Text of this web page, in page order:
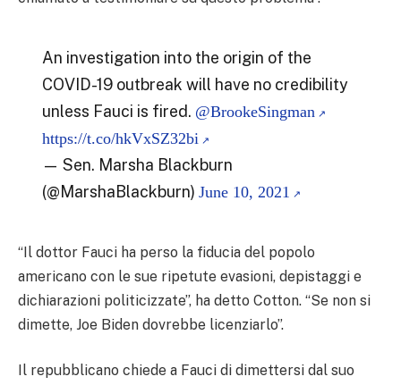
An investigation into the origin of the
COVID-19 outbreak will have no credibility
unless Fauci is fired. @BrookeSingman
https://t.co/hkVxSZ32bi
— Sen. Marsha Blackburn
(@MarshaBlackburn) June 10, 2021
“Il dottor Fauci ha perso la fiducia del popolo
americano con le sue ripetute evasioni, depistaggi e
dichiarazioni politicizzate”, ha detto Cotton. “Se non si
dimette, Joe Biden dovrebbe licenziarlo”.
Il repubblicano chiede a Fauci di dimettersi dal suo